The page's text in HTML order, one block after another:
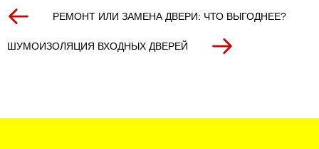
РЕМОНТ ИЛИ ЗАМЕНА ДВЕРИ: ЧТО ВЫГОДНЕЕ?
ШУМОИЗОЛЯЦИЯ ВХОДНЫХ ДВЕРЕЙ